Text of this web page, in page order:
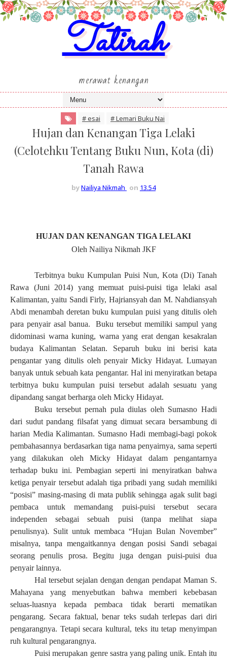
Tatirah
merawat kenangan
# esai # Lemari Buku Nai
Hujan dan Kenangan Tiga Lelaki
(Celotehku Tentang Buku Nun, Kota (di)
Tanah Rawa
byNailiya Nikmah on 13.54
HUJAN DAN KENANGAN TIGA LELAKI
Oleh Nailiya Nikmah JKF
Terbitnya buku Kumpulan Puisi Nun, Kota (Di) Tanah
Rawa (Juni 2014) yang memuat puisi-puisi tiga lelaki asal
Kalimantan, yaitu Sandi Firly, Hajriansyah dan M. Nahdiansyah
Abdi menambah deretan buku kumpulan puisi yang ditulis oleh
para penyair asal banua.
Buku tersebut memiliki sampul yang
didominasi warna kuning, warna yang erat dengan kesakralan
budaya Kalimantan Selatan. Separuh buku ini berisi kata
pengantar yang ditulis oleh penyair Micky Hidayat. Lumayan
banyak untuk sebuah kata pengantar. Hal ini menyiratkan betapa
terbitnya buku kumpulan puisi tersebut adalah sesuatu yang
dipandang sangat berharga oleh Micky Hidayat.
Buku tersebut pernah pula diulas oleh Sumasno Hadi
dari sudut pandang filsafat yang dimuat secara bersambung di
harian Media Kalimantan. Sumasno Hadi membagi-bagi pokok
pembahasannya berdasarkan tiga nama penyairnya, sama seperti
yang dilakukan oleh Micky Hidayat dalam pengantarnya
terhadap buku ini. Pembagian seperti ini menyiratkan bahwa
ketiga penyair tersebut adalah tiga pribadi yang sudah memiliki
“posisi” masing-masing di mata publik sehingga agak sulit bagi
pembaca untuk memandang puisi-puisi tersebut secara
independen sebagai sebuah puisi (tanpa melihat siapa
penulisnya). Sulit untuk membaca “Hujan Bulan November”
misalnya, tanpa mengaitkannya dengan posisi Sandi sebagai
seorang penulis prosa. Begitu juga dengan puisi-puisi dua
penyair lainnya.
Hal tersebut sejalan dengan dengan pendapat Maman S.
Mahayana yang menyebutkan bahwa memberi kebebasan
seluas-luasnya kepada pembaca tidak berarti mematikan
pengarang. Secara faktual, benar teks sudah terlepas dari diri
pengarangnya. Tetapi secara kultural, teks itu tetap menyimpan
ruh kultural pengarangnya.
Puisi merupakan genre sastra yang paling unik. Entah itu